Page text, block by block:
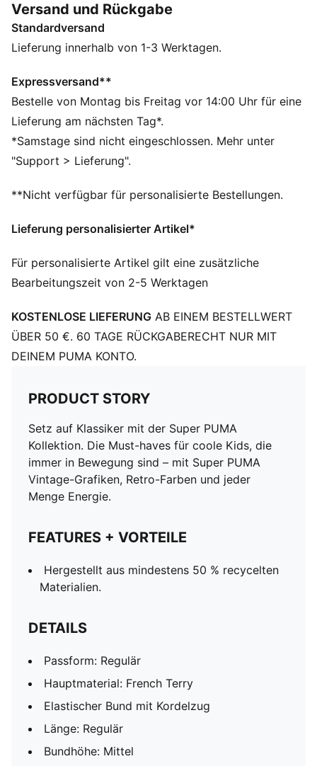
Hergestellt aus mindestens 50 % recycelten
Materialien.
DETAILS
Hauptmaterial: French Terry
Elastischer Bund mit Kordelzug
Länge: Regulär
Bundhöhe: Mittel
PUMA Branding-Details
PUMA Kinder: Empfohlen für jüngere Kinder zwischen
Versand und Rückgabe
Standardversand
Lieferung innerhalb von 1-3 Werktagen.
Expressversand**
Bestelle von Montag bis Freitag vor 14:00 Uhr für eine
Lieferung am nächsten Tag*.
*Samstage sind nicht eingeschlossen. Mehr unter
"Support > Lieferung".
**Nicht verfügbar für personalisierte Bestellungen.
Lieferung personalisierter Artikel*
Für personalisierte Artikel gilt eine zusätzliche
Bearbeitungszeit von 2-5 Werktagen
KOSTENLOSE LIEFERUNG AB EINEM BESTELLWERT
ÜBER 50 €. 60 TAGE RÜCKGABERECHT NUR MIT
DEINEM PUMA KONTO.
PRODUCT STORY
Setz auf Klassiker mit der Super PUMA
Kollektion. Die Must-haves für coole Kids, die
immer in Bewegung sind – mit Super PUMA
Vintage-Grafiken, Retro-Farben und jeder
Menge Energie.
FEATURES + VORTEILE
Hergestellt aus mindestens 50 % recycelten
Materialien.
DETAILS
Passform: Regulär
Hauptmaterial: French Terry
Elastischer Bund mit Kordelzug
Länge: Regulär
Bundhöhe: Mittel